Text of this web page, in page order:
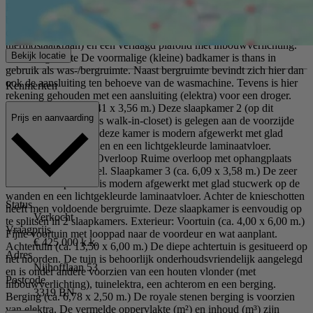
Badkamer (ca. 2,58 x 2,11 m.) De fraaie badkamer is geheel
betegeld en voorzien van een zwevend closet, een wastafel, een
designradiator, een ruime inloopdouche (met regendouche en
thermostaatkraan) en een verlaagd plafond met inbouwverlichting.
Was-/bergruimte De voormalige (kleine) badkamer is thans in
gebruik als was-/bergruimte. Naast bergruimte bevindt zich hier dan
ook de aansluiting ten behoeve van de wasmachine. Tevens is hier
rekening gehouden met een aansluiting (elektra) voor een droger.
Slaapkamer 2 (ca. 3,41 x 3,56 m.) Deze slaapkamer 2 (op dit
moment in gebruik als walk-in-closet) is gelegen aan de voorzijde
van de woning. Ook deze kamer is modern afgewerkt met glad
stucwerk op de wanden en een lichtgekleurde laminaatvloer.
Tweede verdieping: Overloop Ruime overloop met ophangplaats
van de CV-combiketel. Slaapkamer 3 (ca. 6,09 x 3,58 m.) De zeer
ruime 3e slaapkamer is modern afgewerkt met glad stucwerk op de
wanden en een lichtgekleurde laminaatvloer. Achter de knieschotten
heeft men voldoende bergruimte. Deze slaapkamer is eenvoudig op
te splitsen in 2 slaapkamers. Exterieur: Voortuin (ca. 4,00 x 6,00 m.)
Fijne voortuin met looppad naar de voordeur en wat aanplant.
Achtertuin (ca. 13,50 x 6,00 m.) De diepe achtertuin is gesitueerd op
het noorden. De tuin is behoorlijk onderhoudsvriendelijk aangelegd
en is onder andere voorzien van een houten vlonder (met
inbouwverlichting), tuinelektra, een achterom en een berging.
Berging (ca. 6,78 x 2,50 m.) De royale stenen berging is voorzien
van elektra. De vermelde oppervlakte (m²) en inhoud (m³) zijn
Bekijk locatie
Kenmerken
Prijs en aanvaarding
Status
Verkocht
Vraagprijs
€ 425.000 k.k.
Adres
Nijhofflaan 53
Postcode
3319 BN